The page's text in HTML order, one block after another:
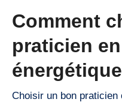
Comment
praticien
Choisir un bon